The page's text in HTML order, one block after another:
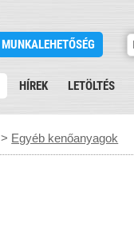
MUNKALEHETŐSÉG
HÍREK LETÖLTÉS
> Egyéb kenőanyagok